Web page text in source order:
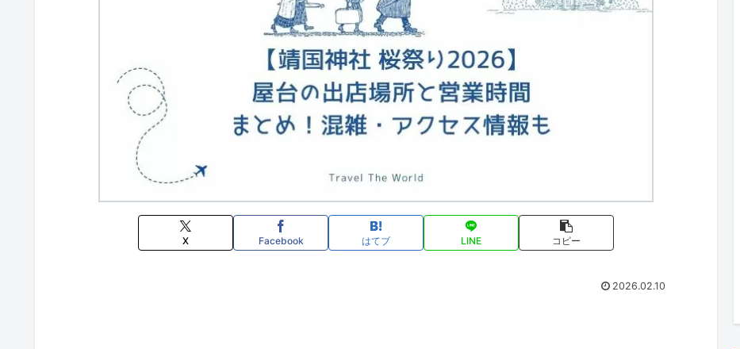
X Facebook はてブ LINE コピー
2026.02.10